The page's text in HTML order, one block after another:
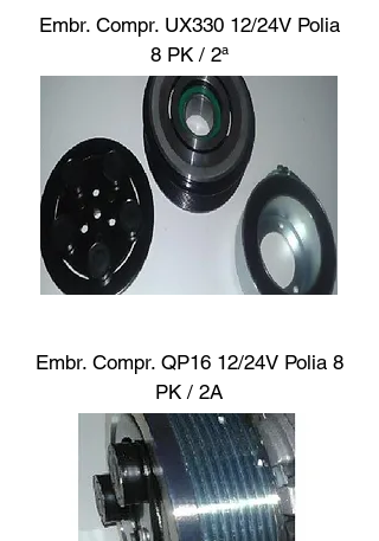
Embr. Compr. UX330 12/24V Polia
8 PK / 2ª
Embr. Compr. QP16 12/24V Polia 8
PK / 2A